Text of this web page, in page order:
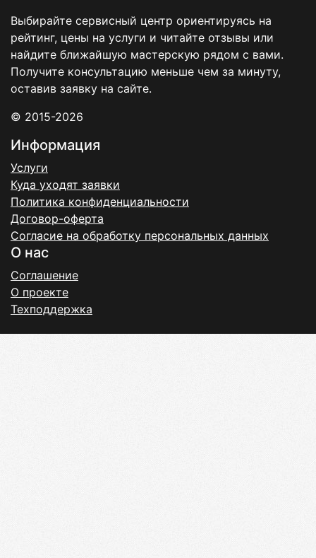
Выбирайте сервисный центр ориентируясь на
рейтинг, цены на услуги и читайте отзывы или
найдите ближайшую мастерскую рядом с вами.
Получите консультацию меньше чем за минуту,
оставив заявку на сайте.
© 2015-2026
Информация
Услуги
Куда уходят заявки
Политика конфиденциальности
Договор-оферта
Согласие на обработку персональных данных
О нас
Соглашение
О проекте
Техподдержка